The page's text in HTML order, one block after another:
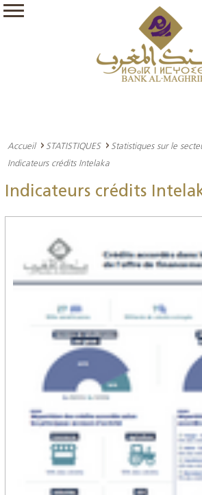
Accueil STATISTIQUES
Statistiques sur le
Indicateurs crédits Intelaka
Indicateurs crédits